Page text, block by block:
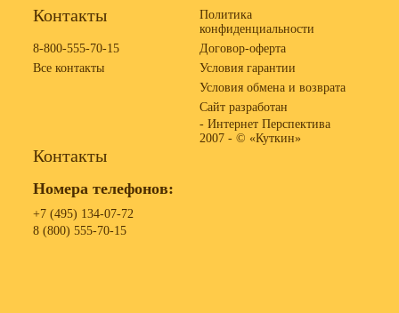
Контакты
8-800-555-70-15
Все контакты
Политика
конфиденциальности
Договор-оферта
Условия гарантии
Условия обмена и возврата
Сайт разработан
- Интернет Перспектива
2007 - © «Куткин»
Контакты
Номера телефонов:
+7 (495) 134-07-72
8 (800) 555-70-15